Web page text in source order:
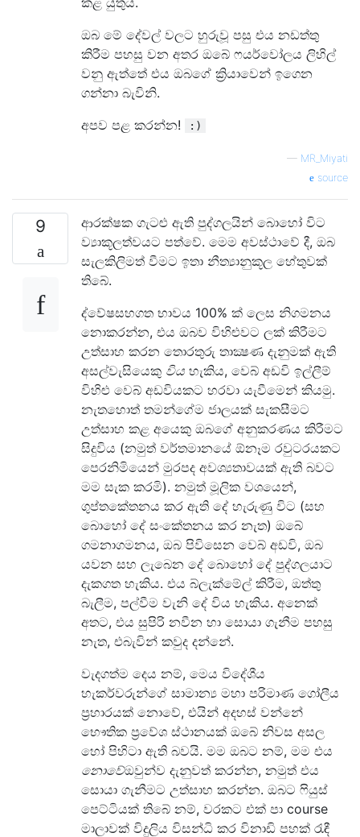
ඔබ මේ දේවල් වලට හුරුවූ පසු එය නඩත්තු
කිරීම පහසු වන අතර ඔබේ ෆයර්වෝලය ලිහිල්
වනු ඇත්තේ එය ඔබගේ ක්‍රියාවෙන් ඉගෙන
ගන්නා බැවිනි.
අපව පළ කරන්න!
:)
— MR_Miyati
source
9
ආරක්ෂක ගැටළු ඇති පුද්ගලයින් බොහෝ විට
ව්‍යාකූලත්වයට පත්වේ. මෙම අවස්ථාවේ දී, ඔබ
සැලකිලිමත් වීමට ඉතා නීත්‍යානුකූල හේතුවක්
තිබේ.
ද්වේෂසහගත භාවය 100% ක් ලෙස නිගමනය
නොකරන්න, එය ඔබව විහිළුවට ලක් කිරීමට
උත්සාහ කරන තොරතුරු තාක්‍ෂණ දැනුමක් ඇති
අසල්වැසියෙකු විය හැකිය, වෙබ් අඩවි ඉල්ලීම්
විහිළු වෙබ් අඩවියකට හරවා යැවීමෙන් කියමු.
නැතහොත් තමන්ගේම ජාලයක් සැකසීමට
උත්සාහ කළ අයෙකු ඔබගේ අනුකරණය කිරීමට
සිදුවිය (නමුත් වර්තමානයේ ඕනෑම රවුටරයකට
පෙරනිමියෙන් මුරපද අවශ්‍යතාවයක් ඇති බවට
මම සැක කරමි). නමුත් මූලික වශයෙන්,
ගුප්තකේතනය කර ඇති දේ හැරුණු විට (සහ
බොහෝ දේ සංකේතනය කර නැත) ඔබේ
ගමනාගමනය, ඔබ පිවිසෙන වෙබ් අඩවි, ඔබ
යවන සහ ලැබෙන දේ බොහෝ දේ පුද්ගලයාට
දැකගත හැකිය. එය බ්ලැක්මේල් කිරීම, ඔත්තු
බැලීම, පල්වීම වැනි දේ විය හැකිය. අනෙක්
අතට, එය සුපිරි නවීන හා සොයා ගැනීම පහසු
නැත, එබැවින් කවුද දන්නේ.
වැදගත්ම දෙය නම්, මෙය විදේශීය
හැකර්වරුන්ගේ සාමාන්‍ය මහා පරිමාණ ගෝලීය
ප්‍රහාරයක් නොවේ, එයින් අදහස් වන්නේ
භෞතික ප්‍රවේශ ස්ථානයක් ඔබේ නිවස අසල
හෝ පිහිටා ඇති බවයි. මම ඔබට නම්, මම එය
නොවේඔවුන්ව දැනුවත් කරන්න, නමුත් එය
සොයා ගැනීමට උත්සාහ කරන්න. ඔබට ෆියුස්
පෙට්ටියක් තිබේ නම්, වරකට එක් පා course
මාලාවක් විදුලිය විසන්ධි කර විනාඩි පහක් රැඳී